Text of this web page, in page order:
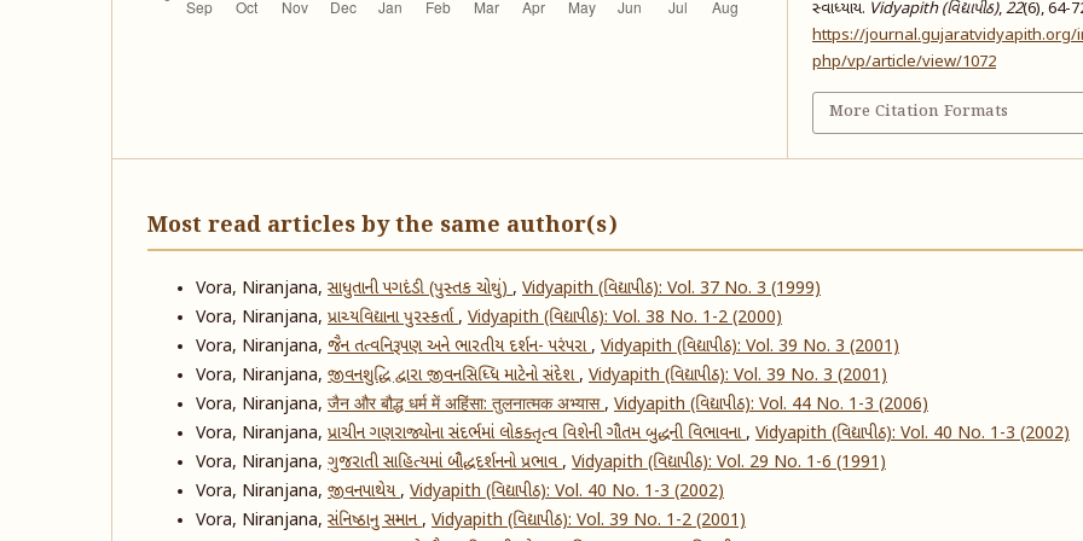
સ્વાધ્યાય. Vidyapith (વિદ્યાપીઠ),22(6), 64-
https://journal.gujaratvidyapith.org/
php/vp/article/view/1072
More Citation Formats
Most read articles by the same author(s)
Vora, Niranjana, સાધુતાની પગદંડી (પુસ્તક ચોથું), Vidyapith (વિદ્યાપીઠ): Vol. 37 No. 3 (1999)
Vora, Niranjana, પ્રાચ્યવિદ્યાના પુરસ્કર્તા, Vidyapith (વિદ્યાપીઠ): Vol. 38 No. 1-2 (2000)
Vora, Niranjana, જૈન તત્વનિરૂપણ અને ભારતીય દર્શન- પરંપરા, Vidyapith (વિદ્યાપીઠ): Vol. 39 No. 3 (2001)
Vora, Niranjana, જીવનશુદ્ધિ દ્વારા જીવનસિધ્ધિ માટેનો સંદેશ, Vidyapith (વિદ્યાપીઠ): Vol. 39 No. 3 (2001)
Vora, Niranjana, जैन और बौद्ध धर्म में अहिंसा: तुलनात्मक अभ्यास, Vidyapith (વિદ્યાપીઠ): Vol. 44 No. 1-3 (2006)
Vora, Niranjana, પ્રાચીન ગણરાજ્યોના સંદર્ભમાં લોકક્તૃત્વ વિશેની ગૌતમ બુદ્ધની વિભાવના, Vidyapith (વિદ્યાપીઠ): Vol. 40 No. 1-3 (2002)
Vora, Niranjana, ગુજરાતી સાહિત્યમાં બૌદ્ધદર્શનનો પ્રભાવ, Vidyapith (વિદ્યાપીઠ): Vol. 29 No. 1-6 (1991)
Vora, Niranjana, જીવનપાથેય, Vidyapith (વિદ્યાપીઠ): Vol. 40 No. 1-3 (2002)
Vora, Niranjana, સંનિષ્ઠાનુ સન્માન, Vidyapith (વિદ્યાપીઠ): Vol. 39 No. 1-2 (2001)